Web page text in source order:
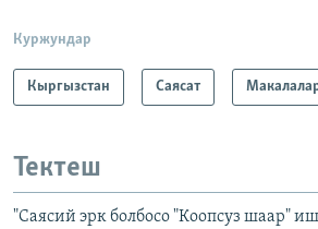
Куржундар
Кыргызстан Саясат
Тектеш
"Саясий эрк болбосо "Коопсуз шаар"